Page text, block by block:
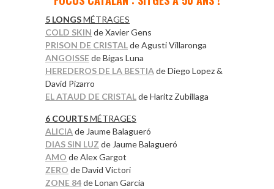
5 LONGSMÉTRAGES
COLD SKIN de Xavier Gens
PRISON DE CRISTALde Agusti Villaronga
ANGOISSEde Bigas Luna
HEREDEROS DE LA BESTIAde Diego Lopez &
David Pizarro
EL ATAUD DE CRISTALde Haritz Zubillaga
6 COURTSMÉTRAGES
ALICIAde Jaume Balagueró
DIAS SIN LUZ de Jaume Balagueró
AMO de Alex Gargot
ZERO de David Victori
ZONE 84de Lonan Garcia